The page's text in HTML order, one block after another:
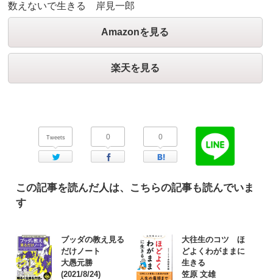
数えないで生きる 岸見一郎
Amazonを見る
楽天を見る
Tweets
Twitter
0
Facebook
0
はてなブックマーク
この記事を読んだ人は、こちらの記事も読んでいま
す
ブッダの教え見る
だけノート
大愚元勝
(2021/8/24)
大往生のコツ ほ
どよくわがままに
生きる
笠原 文雄